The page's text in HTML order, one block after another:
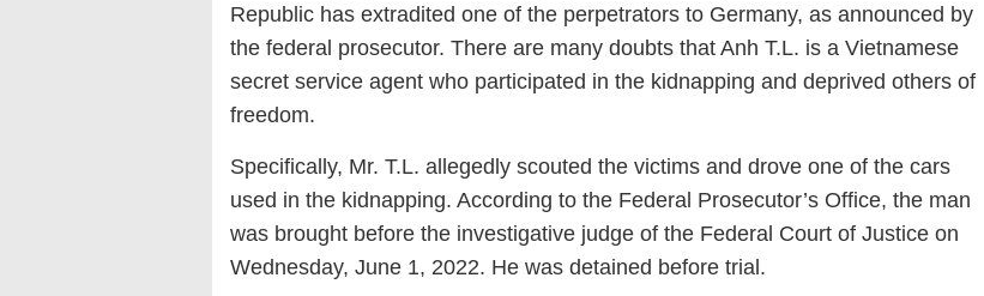
Republic has extradited one of the perpetrators to Germany, as announced by
the federal prosecutor. There are many doubts that Anh T.L. is a Vietnamese
secret service agent who participated in the kidnapping and deprived others of
freedom.
Specifically, Mr. T.L. allegedly scouted the victims and drove one of the cars
used in the kidnapping. According to the Federal Prosecutor’s Office, the man
was brought before the investigative judge of the Federal Court of Justice on
Wednesday, June 1, 2022. He was detained before trial.